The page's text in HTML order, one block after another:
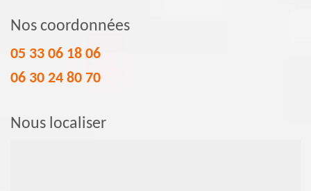
Nos coordonnées
05 33 06 18 06
06 30 24 80 70
Nous localiser